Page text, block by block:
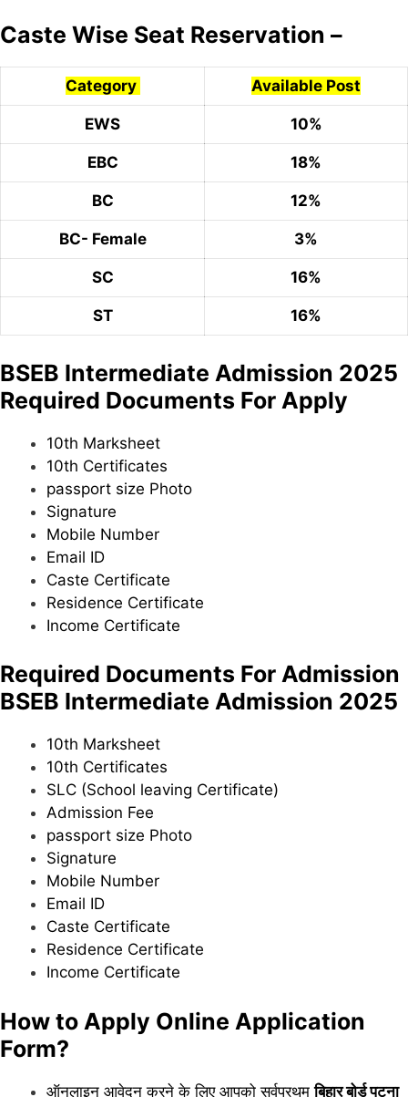
Caste Wise Seat Reservation –
Category Available Post
EWS 10%
EBC 18%
BC 12%
BC- Female 3%
SC 16%
ST 16%
BSEB Intermediate Admission 2025
Required Documents For Apply
10th Marksheet
10th Certificates
passport size Photo
Signature
Mobile Number
Email ID
Caste Certificate
Residence Certificate
Income Certificate
Required Documents For Admission
BSEB Intermediate Admission 2025
10th Marksheet
10th Certificates
SLC (School leaving Certificate)
Admission Fee
passport size Photo
Signature
Mobile Number
Email ID
Caste Certificate
Residence Certificate
Income Certificate
How to Apply Online Application
Form?
ऑनलाइन आवेदन करने के लिए आपको सर्वप्रथमबिहार बोर्ड पटना